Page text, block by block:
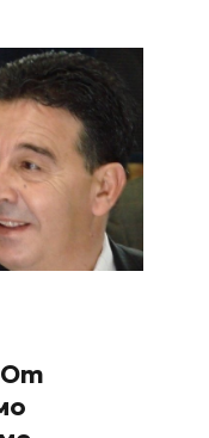
От